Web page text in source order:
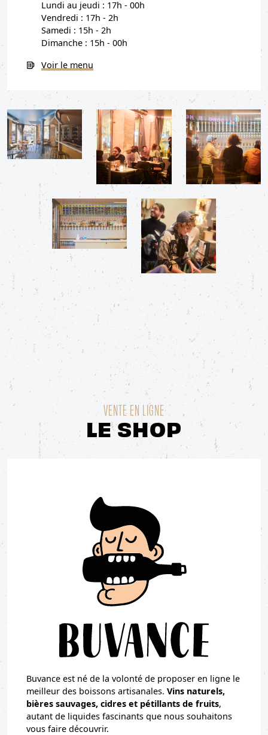
Lundi au jeudi : 17h - 00h
Vendredi : 17h - 2h
Samedi : 15h - 2h
Dimanche : 15h - 00h
Voir le menu
VENTE EN LIGNE
LE SHOP
Buvance est né de la volonté de proposer en ligne le
meilleur des boissons artisanales. Vins naturels,
bières sauvages, cidres et pétillants de fruits,
autant de liquides fascinants que nous souhaitons
vous faire découvrir.